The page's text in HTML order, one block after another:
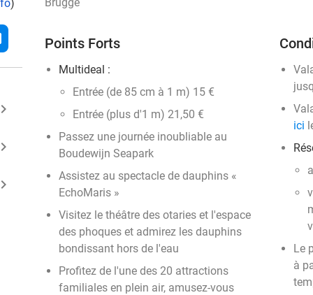
)
keyboard_arrow_right
keyboard_arrow_right
keyboard_arrow_right
Points Forts
Multideal :
Entrée (de 85 cm à 1 m) 15 €
Entrée (plus d'1 m) 21,50 €
Passez une journée inoubliable au
Boudewijn Seapark
Assistez au spectacle de dauphins «
EchoMaris »
Visitez le théâtre des otaries et l'espace
des phoques et admirez les dauphins
bondissant hors de l'eau
Profitez de l'une des 20 attractions
familiales en plein air, amusez-vous
ici
Le
à